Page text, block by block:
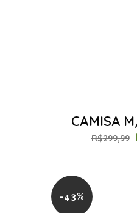
CAMISA
R$299,99
-43%